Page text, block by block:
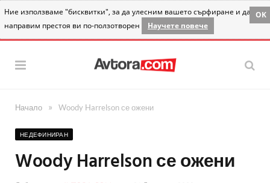
Ние използваме "бисквитки", за да улесним вашето сърфиране и да
направим престоя ви по-ползотворен
Научете повече
OK
Начало » Woody Harrelson се ожени
НЕДЕФИНИРАН
Woody Harrelson се ожени